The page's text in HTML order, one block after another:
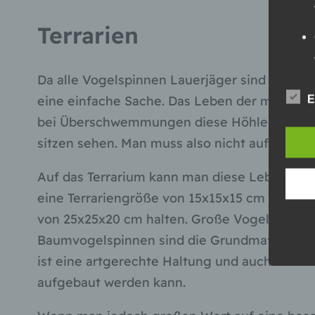
Terrarien
Da alle Vogelspinnen Lauerjäger sind und
eine einfache Sache. Das Leben der
bei Überschwemmungen diese Höhle
sitzen sehen. Man muss also nicht auf sehr
Auf das Terrarium kann man diese
eine Terrariengröße von 15x15x15 cm
von 25x25x20 cm halten. Große
Baumvogelspinnen sind die Grundmaße
ist eine artgerechte Haltung und auch
aufgebaut werden kann.